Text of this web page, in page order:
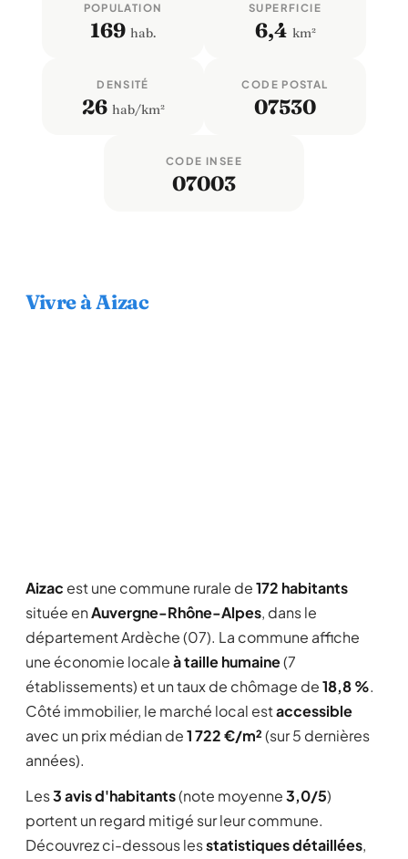
POPULATION
169 hab.
SUPERFICIE
6,4 km²
DENSITÉ
26 hab/km²
CODE POSTAL
07530
CODE INSEE
07003
Vivre à Aizac
Aizac est une commune rurale de172 habitants
située enAuvergne-Rhône-Alpes, dans le
département Ardèche (07). La commune affiche
une économie localeà taille humaine(7
établissements) et un taux de chômage de18,8 %.
Côté immobilier, le marché local estaccessible
avec un prix médian de1 722 €/m²(sur 5 dernières
années).
Les3 avis d'habitants(note moyenne3,0/5)
portent un regard mitigé sur leur commune.
Découvrez ci-dessous lesstatistiques détaillées,